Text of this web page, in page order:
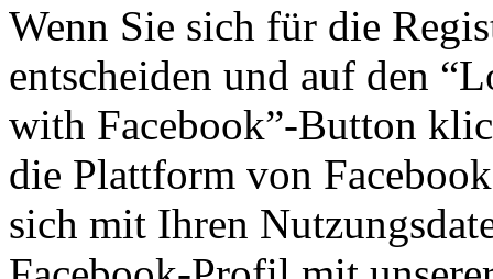
Wenn Sie sich für die
entscheiden und auf den
with Facebook”-Button
die Plattform von
sich mit Ihren